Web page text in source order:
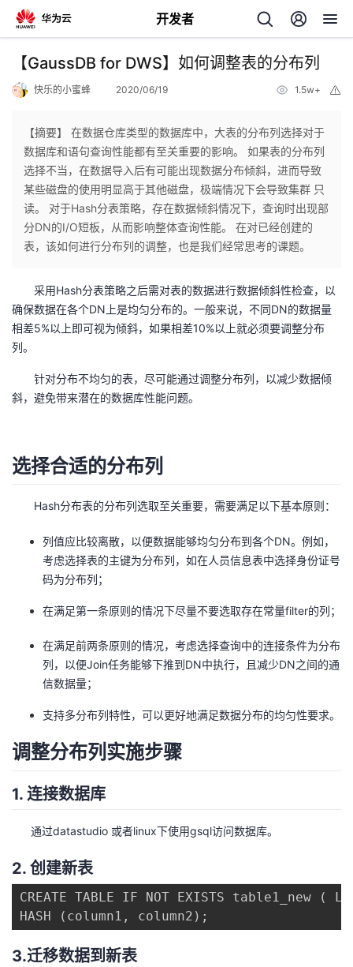
开发者
返
个
人
页
我
开
发
的
我
子
直
播
的
活
我
的
我
发
者
学
堂
我
的
我
Programs
的
支
持
我
的
技
我
的
【GaussDB for DWS】如何调整表的分布列
快乐的小蜜蜂 2020/06/19 1.5w+
【摘要】 在数据仓库类型的数据库中，大表的分布列选择对于
数据库和语句查询性能都有至关重要的影响。 如果表的分布列
选择不当，在数据导入后有可能出现数据分布倾斜，进而导致
某些磁盘的使用明显高于其他磁盘，极端情况下会导致集群 只
读。 对于Hash分表策略，存在数据倾斜情况下，查询时出现部
分DN的I/O短板，从而影响整体查询性能。 在对已经创建的
表，该如何进行分布列的调整，也是我们经常思考的课题。
采用Hash分表策略之后需对表的数据进行数据倾斜性检查，以
确保数据在各个DN上是均匀分布的。一般来说，不同DN的数据量
相差5%以上即可视为倾斜，如果相差10%以上就必须要调整分布
列。
针对分布不均匀的表，尽可能通过调整分布列，以减少数据倾
斜，避免带来潜在的数据库性能问题。
选择合适的分布列
Hash分布表的分布列选取至关重要，需要满足以下基本原则：
列值应比较离散，以便数据能够均匀分布到各个DN。例如，
考虑选择表的主键为分布列，如在人员信息表中选择身份证号
码为分布列；
在满足第一条原则的情况下尽量不要选取存在常量filter的列；
在满足前两条原则的情况，考虑选择查询中的连接条件为分布
列，以便Join任务能够下推到DN中执行，且减少DN之间的通
信数据量；
支持多分布列特性，可以更好地满足数据分布的均匀性要求。
调整分布列实施步骤
1. 连接数据库
通过datastudio 或者linux下使用gsql访问数据库。
2. 创建新表
CREATE TABLE IF NOT EXISTS table1_new (
HASH (column1, column2);
3.迁移数据到新表